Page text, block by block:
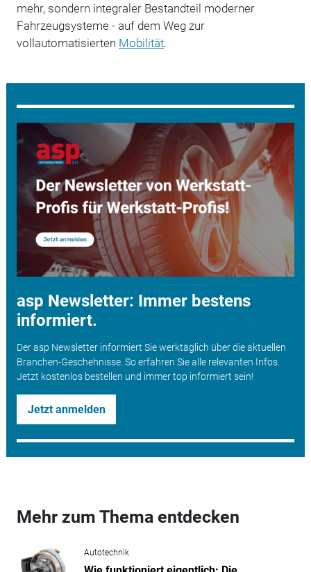
mehr, sondern integraler Bestandteil moderner
Fahrzeugsysteme - auf dem Weg zur
vollautomatisierten Mobilität.
asp Newsletter: Immer bestens
informiert.
Der asp Newsletter informiert Sie werktäglich über die aktuellen
Branchen-Geschehnisse. So erfahren Sie alle relevanten Infos.
Jetzt kostenlos bestellen und immer top informiert sein!
Jetzt anmelden
Mehr zum Thema entdecken
Autotechnik